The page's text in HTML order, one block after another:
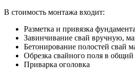
В стоимость монтажа входит:
Разметка и привязка
Завинчивание свай вручную,
Бетонирование полостей свай
Обрезка свайного поля в общий
Приварка оголовка